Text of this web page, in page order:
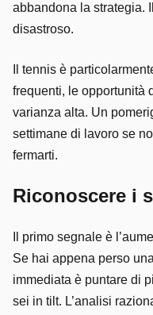
abbandona la strategia.
disastroso.
Il tennis è
frequenti, le opportunità
varianza alta. Un
settimane di lavoro se
fermarti.
Riconoscere i
Il primo segnale è
Se hai appena perso
immediata è puntare di
sei in tilt. L’analisi